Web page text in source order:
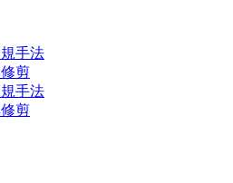
手法
剪
手法
剪